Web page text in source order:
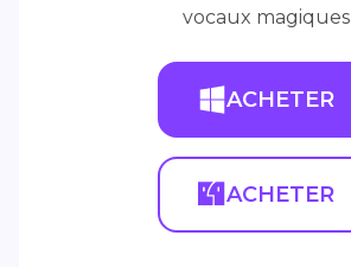
vocaux magiques
ACHETER
ACHETER